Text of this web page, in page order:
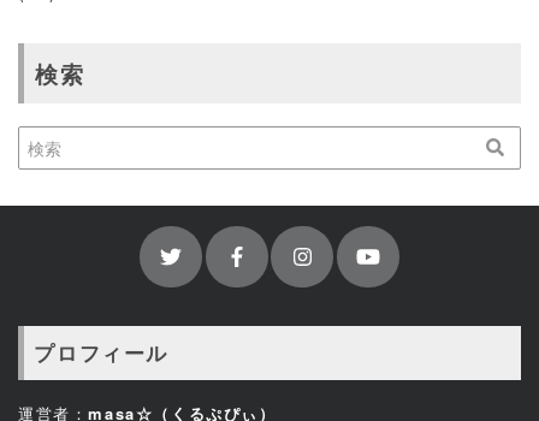
検索
プロフィール
運営者：masa☆（くるぷぴぃ）